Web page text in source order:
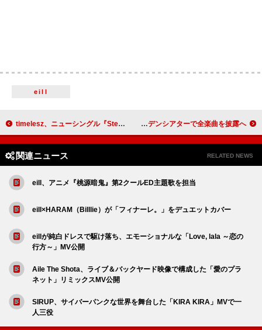
eill
timelesz、ニューシングル『Steal The Show / レシピ』ジャケット公開 Aooo、東京ガーデンシアターで全楽曲を披露へ
関連ニュース RELATED NEWS
eill、アニメ『桃源暗鬼』第2クールED主題歌を担当
eill×HARAM（Billlie）が「フィナーレ。」をデュエットカバー
eillが純白ドレスで駆け落ち、エモーショナルな「Love, lala ～恋の
行方～」MV公開
Aile The Shota、ライブ＆バックヤード映像で構成した「愛のプラ
ネット」リミックスMV公開
SIRUP、サイバーパンクな世界を舞台した「KIRA KIRA」MVで一
人三役